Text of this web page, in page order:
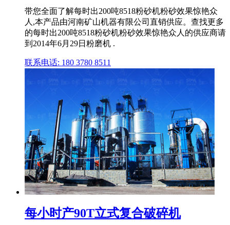
带您全面了解每时出200吨8518粉砂机粉砂效果惊艳众
人,本产品由河南矿山机器有限公司直销供应。查找更多
的每时出200吨8518粉砂机粉砂效果惊艳众人的供应商请
到2014年6月29日粉磨机 .
联系电话: 180 3780 8511
每小时产90T立式复合破碎机